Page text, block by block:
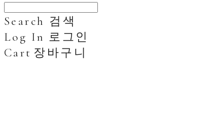
Search 검색
Log In 로그인
Cart 장바구니